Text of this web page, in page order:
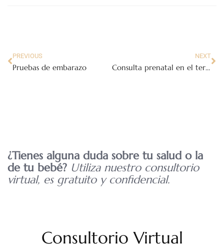
PREVIOUS
Pruebas de embarazo
NEXT
Consulta prenatal en el tercer trimestre
¿Tienes alguna duda sobre tu salud o la
de tu bebé? Utiliza nuestro consultorio
virtual, es gratuito y confidencial.
Consultorio Virtual